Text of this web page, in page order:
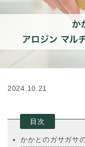
2024.10.21
目次
かかとのガサガサ